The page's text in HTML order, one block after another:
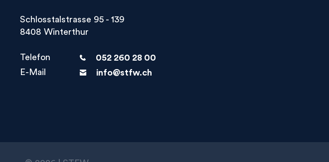
Schlosstalstrasse 95 - 139
8408 Winterthur
Telefon phone
E-Mail letter